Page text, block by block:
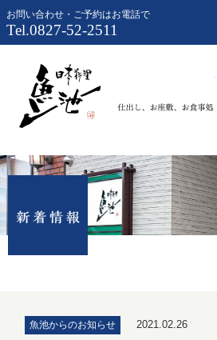
お問い合わせ・ご予約はお電話で
Tel.0827-52-2511
魚池からのお知らせ 2021.02.26